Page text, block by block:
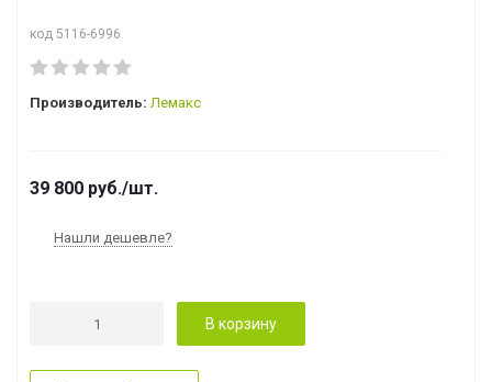
код 5116-6996
Производитель: Лемакс
39 800 руб./шт.
Нашли дешевле?
В корзину